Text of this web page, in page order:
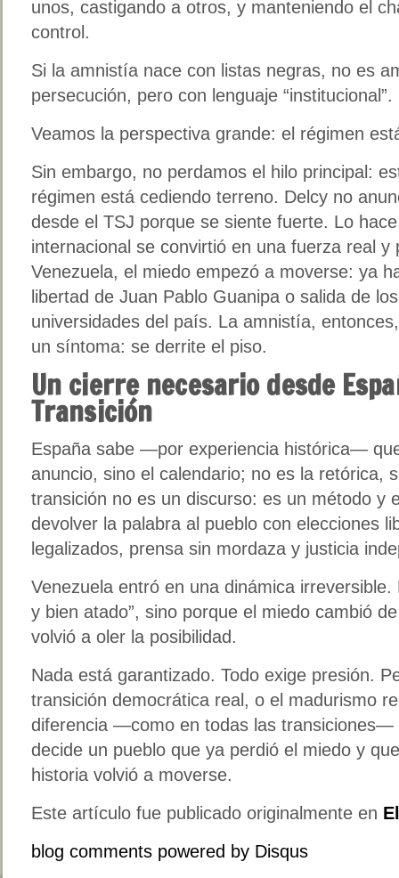
unos, castigando a otros, y manteniendo el
control.
Si la amnistía nace con listas negras, no es
persecución, pero con lenguaje “institucional”.
Veamos la perspectiva grande: el régimen
Sin embargo, no perdamos el hilo principal:
régimen está cediendo terreno. Delcy no
desde el TSJ porque se siente fuerte. Lo
internacional se convirtió en una fuerza real y
Venezuela, el miedo empezó a moverse: ya
libertad de Juan Pablo Guanipa o salida de
universidades del país. La amnistía,
un síntoma: se derrite el piso.
Un cierre necesario desde
Transición
España sabe —por experiencia histórica—
anuncio, sino el calendario; no es la retórica,
transición no es un discurso: es un método y
devolver la palabra al pueblo con elecciones
legalizados, prensa sin mordaza y justicia
Venezuela entró en una dinámica
y bien atado”, sino porque el miedo cambió
volvió a oler la posibilidad.
Nada está garantizado. Todo exige presión.
transición democrática real, o el madurismo
diferencia —como en todas las transiciones—
decide un pueblo que ya perdió el miedo y
historia volvió a moverse.
Este artículo fue publicado originalmente en
blog comments powered by Disqus